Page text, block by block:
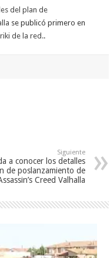
del plan de
se publicó primero en
de la red..
Siguiente
a conocer los detalles
de poslanzamiento de
Creed Valhalla